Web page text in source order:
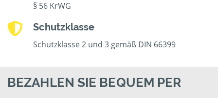
§ 56 KrWG
Schutzklasse
Schutzklasse 2 und 3 gemäß DIN 66399
BEZAHLEN SIE BEQUEM PER